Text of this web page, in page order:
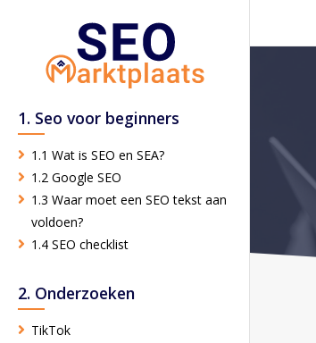
1. Seo voor beginners
1.1 Wat is SEO en SEA?
1.2 Google SEO
1.3 Waar moet een SEO tekst aan
voldoen?
1.4 SEO checklist
2. Onderzoeken
TikTok